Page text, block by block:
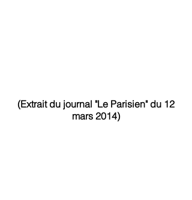
(Extrait du journal "Le Parisien" du 12
mars 2014)